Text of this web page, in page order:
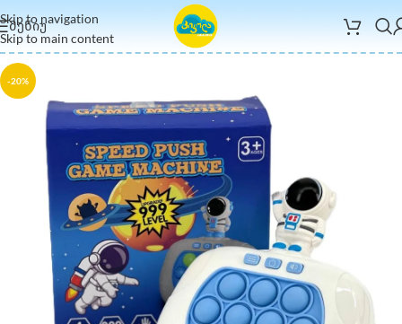
Skip to navigation
Skip to main content
ᲛᲔᲜᲘᲣ
-20%